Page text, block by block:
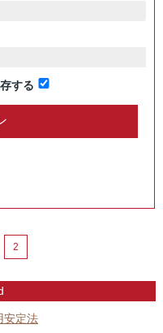
する
2
安定法